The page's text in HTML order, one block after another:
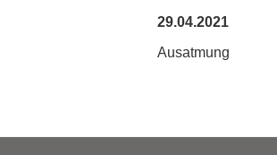
29.04.2021
Ausatmung